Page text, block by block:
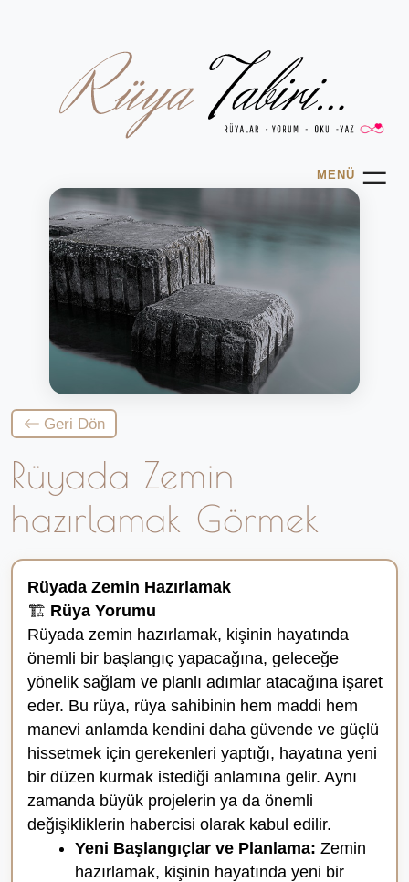
MENÜ ☰
Geri Dön
Rüyada Zemin
hazırlamak Görmek
Rüyada Zemin Hazırlamak
🏗️ Rüya Yorumu
Rüyada zemin hazırlamak, kişinin hayatında
önemli bir başlangıç yapacağına, geleceğe
yönelik sağlam ve planlı adımlar atacağına işaret
eder. Bu rüya, rüya sahibinin hem maddi hem
manevi anlamda kendini daha güvende ve güçlü
hissetmek için gerekenleri yaptığı, hayatına yeni
bir düzen kurmak istediği anlamına gelir. Aynı
zamanda büyük projelerin ya da önemli
değişikliklerin habercisi olarak kabul edilir.
Yeni Başlangıçlar ve Planlama: Zemin
hazırlamak, kişinin hayatında yeni bir